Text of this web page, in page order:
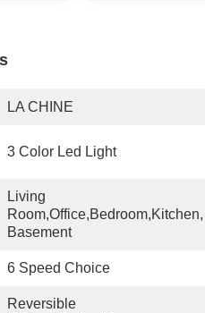
LA CHINE
3 Color Led Light
Living
Room,Office,Bedroom,Kitchen,
Basement
6 Speed Choice
Reversible